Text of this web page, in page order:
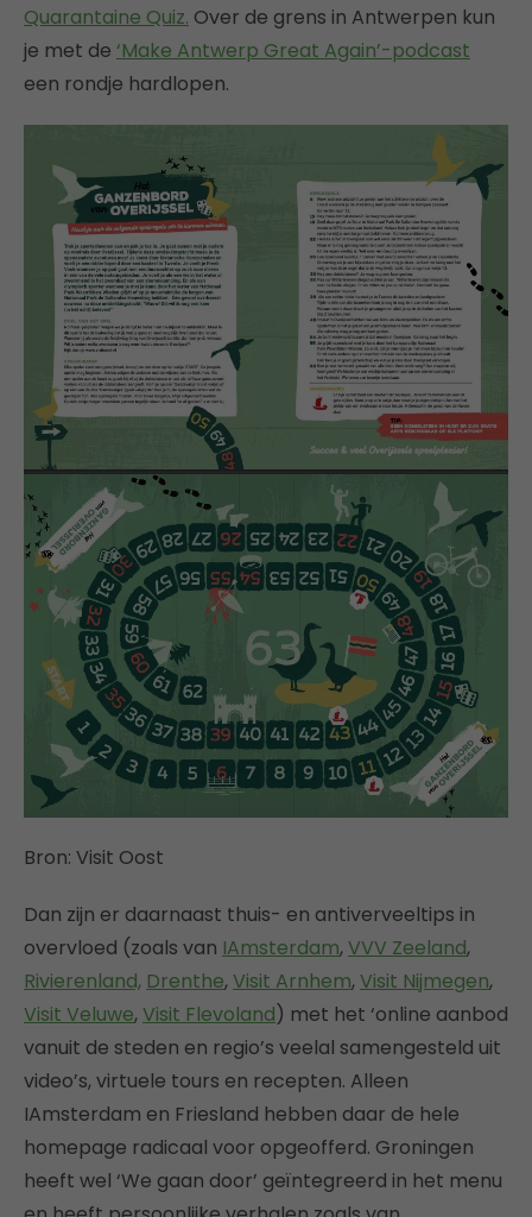
Quarantaine Quiz. Over de grens in Antwerpen kun
je met de ‘Make Antwerp Great Again’-podcast
een rondje hardlopen.
Bron: Visit Oost
Dan zijn er daarnaast thuis- en antiverveeltips in
overvloed (zoals van IAmsterdam,VVV Zeeland,
Rivierenland, Drenthe,Visit Arnhem,Visit Nijmegen,
Visit Veluwe,Visit Flevoland) met het ‘online aanbod
vanuit de steden en regio’s veelal samengesteld uit
video’s, virtuele tours en recepten. Alleen
IAmsterdam en Friesland hebben daar de hele
homepage radicaal voor opgeofferd. Groningen
heeft wel ‘We gaan door’ geïntegreerd in het menu